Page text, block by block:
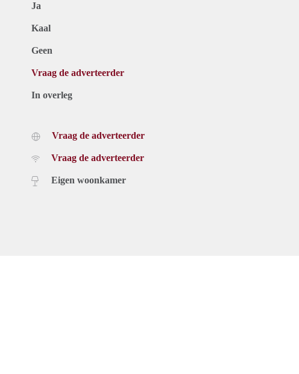
Ja
Kaal
Geen
Vraag de adverteerder
In overleg
Vraag de adverteerder
Vraag de adverteerder
Eigen woonkamer